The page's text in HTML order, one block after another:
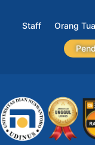
Staff Orang Tua